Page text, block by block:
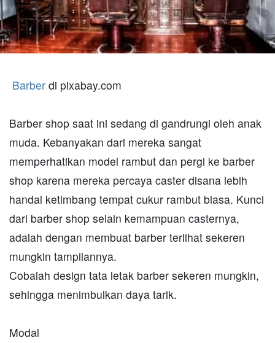
Barber di pixabay.com
Barber shop saat ini sedang di gandrungi oleh anak
muda. Kebanyakan dari mereka sangat
memperhatikan model rambut dan pergi ke barber
shop karena mereka percaya caster disana lebih
handal ketimbang tempat cukur rambut biasa. Kunci
dari barber shop selain kemampuan casternya,
adalah dengan membuat barber terlihat sekeren
mungkin tampilannya.
Cobalah design tata letak barber sekeren mungkin,
sehingga menimbulkan daya tarik.
Modal